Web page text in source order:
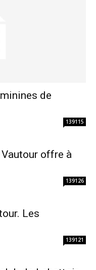
de
139115
Vautour offre à
139126
Les
139121